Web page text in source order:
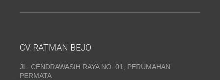
CV. RATMAN BEJO
JL. CENDRAWASIH RAYA NO. 01, PERUMAHAN
PERMATA